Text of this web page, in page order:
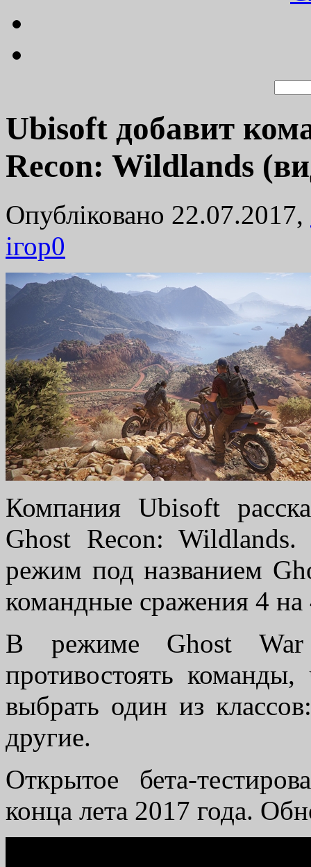
Ubisoft добавит
Recon: Wildlands
Опубліковано 22.07.2017,
ігор0
Компания Ubisoft
Ghost Recon:
режим под названием
командные сражения 4 на
В режиме Ghost War
противостоять
выбрать один из
другие.
Открытое бета-
конца лета 2017 года.